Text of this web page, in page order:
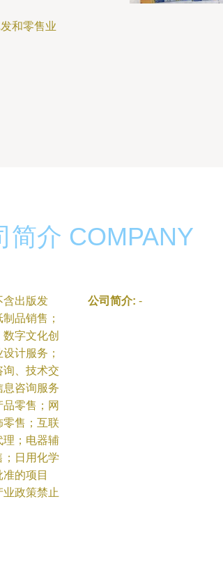
和零售业
简介 COMPANY
含出版发
品销售；
字文化创
计服务；
、技术交
咨询服务
零售；网
售；互联
理；电器辅
日用化学
的项目
政策禁止
公司简介: -